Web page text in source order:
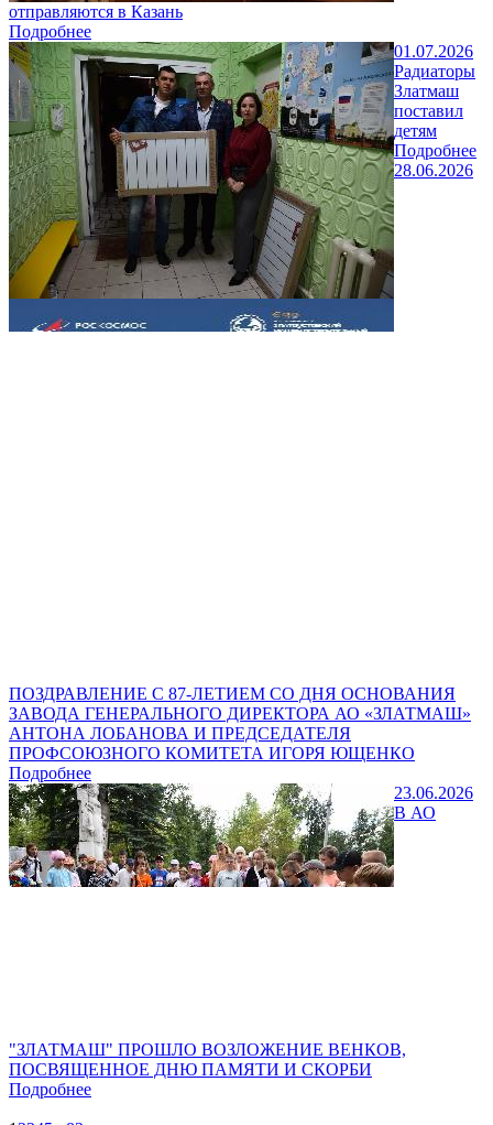
отправляются в Казань
Подробнее
01.07.2026
Радиаторы
Златмаш
поставил
детям
Подробнее
28.06.2026
ПОЗДРАВЛЕНИЕ С 87-ЛЕТИЕМ СО ДНЯ ОСНОВАНИЯ
ЗАВОДА ГЕНЕРАЛЬНОГО ДИРЕКТОРА АО «ЗЛАТМАШ»
АНТОНА ЛОБАНОВА И ПРЕДСЕДАТЕЛЯ
ПРОФСОЮЗНОГО КОМИТЕТА ИГОРЯ ЮЩЕНКО
Подробнее
23.06.2026
В АО
"ЗЛАТМАШ" ПРОШЛО ВОЗЛОЖЕНИЕ ВЕНКОВ,
ПОСВЯЩЕННОЕ ДНЮ ПАМЯТИ И СКОРБИ
Подробнее